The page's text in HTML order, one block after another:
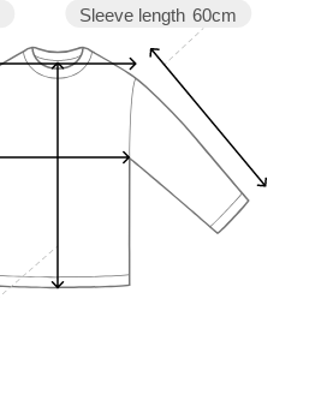
Sleeve length 60cm